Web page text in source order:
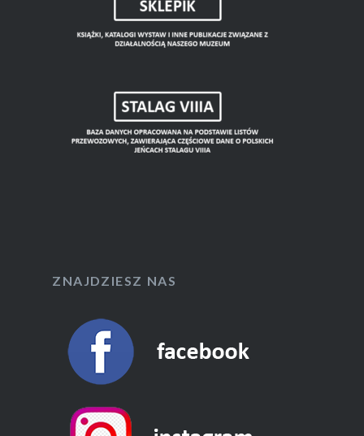
ZNAJDZIESZ NAS